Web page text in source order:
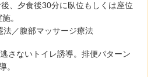
、夕食後30分に臥位もしくは座位
。
法／腹部マッサージ療法
さないトイレ誘導。排便パターン
。